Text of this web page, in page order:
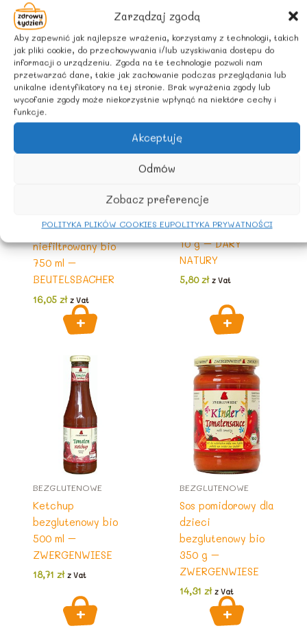
Zarządzaj zgodą
Aby zapewnić jak najlepsze wrażenia, korzystamy z technologii, takich
jak pliki cookie, do przechowywania i/lub uzyskiwania dostępu do
informacji o urządzeniu. Zgoda na te technologie pozwoli nam
przetwarzać dane, takie jak zachowanie podczas przeglądania lub
unikalne identyfikatory na tej stronie. Brak wyrażenia zgody lub
wycofanie zgody może niekorzystnie wpłynąć na niektóre cechy i
funkcje.
Akceptuję
Odmów
Zobacz preferencje
POLITYKA PLIKÓW COOKIES EUPOLITYKA PRYWATNOŚCI
Podobne produkty
Ocet jabłkowy
niefiltrowany bio
750 ml –
BEUTELSBACHER
16,05 zł z Vat
Do gotowania
Liść laurowy BIO
10 g – DARY
NATURY
5,80zł z Vat
BEZGLUTENOWE
Ketchup
bezglutenowy bio
500 ml –
ZWERGENWIESE
18,71 zł z Vat
BEZGLUTENOWE
Sos pomidorowy dla
dzieci
bezglutenowy bio
350 g –
ZWERGENWIESE
14,31 zł z Vat